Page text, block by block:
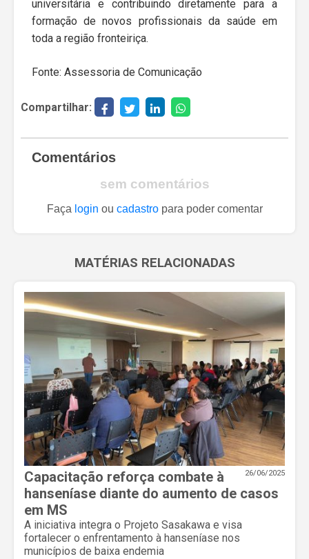
universitária e contribuindo diretamente para a
formação de novos profissionais da saúde em
toda a região fronteiriça.
Fonte: Assessoria de Comunicação
Compartilhar:
Comentários
sem comentários
Faça login ou cadastropara poder comentar
MATÉRIAS RELACIONADAS
26/06/2025
Capacitação reforça combate à
hanseníase diante do aumento de casos
em MS
A iniciativa integra o Projeto Sasakawa e visa
fortalecer o enfrentamento à hanseníase nos
municípios de baixa endemia